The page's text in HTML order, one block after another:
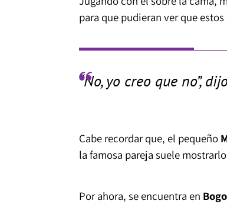
para que pudieran ver que
“No, yo creo que no”,
Cabe recordar que, el pequeño
la famosa pareja suele
Por ahora, se encuentra en